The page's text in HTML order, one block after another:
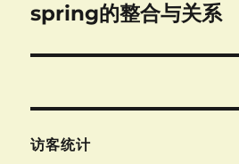
post:
spring的整合与关系
访客统计